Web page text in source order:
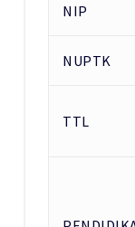
NIP
NUPTK
TTL